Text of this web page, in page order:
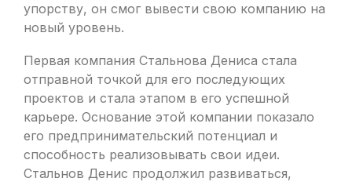
упорству, он смог вывести свою компанию на
новый уровень.
Первая компания Стальнова Дениса стала
отправной точкой для его последующих
проектов и стала этапом в его успешной
карьере. Основание этой компании показало
его предпринимательский потенциал и
способность реализовывать свои идеи.
Стальнов Денис продолжил развиваться,